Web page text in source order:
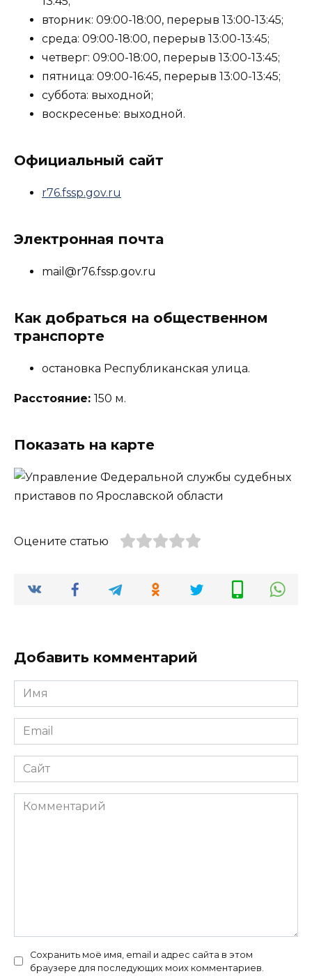
вторник: 09:00-18:00, перерыв 13:00-13:45;
среда: 09:00-18:00, перерыв 13:00-13:45;
четверг: 09:00-18:00, перерыв 13:00-13:45;
пятница: 09:00-16:45, перерыв 13:00-13:45;
суббота: выходной;
воскресенье: выходной.
Официальный сайт
r76.fssp.gov.ru
Электронная почта
mail@r76.fssp.gov.ru
Как добраться на общественном
транспорте
остановка Республиканская улица.
Расстояние: 150 м.
Показать на карте
Оцените статью
Добавить комментарий
Имя
*
Email
*
Сайт
Комментарий
Сохранить моё имя, email и адрес сайта в этом
браузере для последующих моих комментариев.